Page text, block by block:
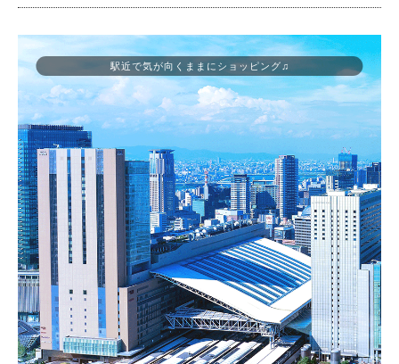
駅近で気が向くままにショッピング♫